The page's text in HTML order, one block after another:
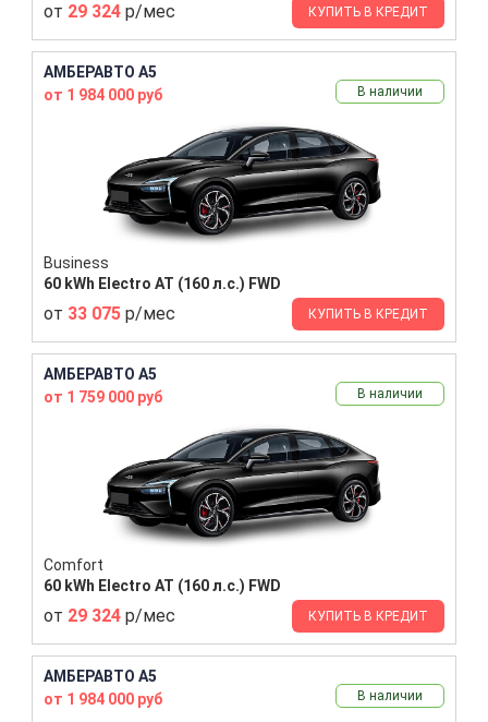
от 29 324 р/мес КУПИТЬ В КРЕДИТ
АМБЕРАВТО A5
от 1 984 000 руб
В наличии
Business
60 kWh Electro AT (160 л.с.) FWD
от 33 075 р/мес КУПИТЬ В КРЕДИТ
АМБЕРАВТО A5
от 1 759 000 руб
В наличии
Comfort
60 kWh Electro AT (160 л.с.) FWD
от 29 324 р/мес КУПИТЬ В КРЕДИТ
АМБЕРАВТО A5
от 1 984 000 руб
В наличии